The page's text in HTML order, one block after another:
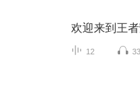
欢迎来到王
12